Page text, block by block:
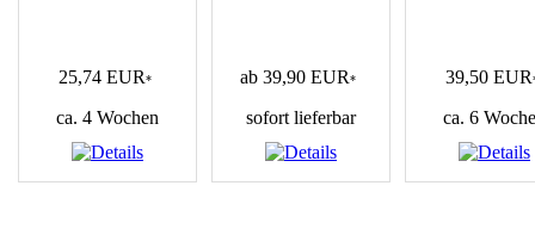
25,74 EUR*
ca. 4 Wochen
ab 39,90 EUR*
sofort lieferbar
39,50 EUR
ca. 6